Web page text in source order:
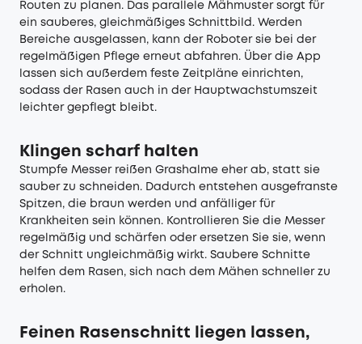
Routen zu planen. Das parallele Mähmuster sorgt für
ein sauberes, gleichmäßiges Schnittbild. Werden
Bereiche ausgelassen, kann der Roboter sie bei der
regelmäßigen Pflege erneut abfahren. Über die App
lassen sich außerdem feste Zeitpläne einrichten,
sodass der Rasen auch in der Hauptwachstumszeit
leichter gepflegt bleibt.
Klingen scharf halten
Stumpfe Messer reißen Grashalme eher ab, statt sie
sauber zu schneiden. Dadurch entstehen ausgefranste
Spitzen, die braun werden und anfälliger für
Krankheiten sein können. Kontrollieren Sie die Messer
regelmäßig und schärfen oder ersetzen Sie sie, wenn
der Schnitt ungleichmäßig wirkt. Saubere Schnitte
helfen dem Rasen, sich nach dem Mähen schneller zu
erholen.
Feinen Rasenschnitt liegen lassen,